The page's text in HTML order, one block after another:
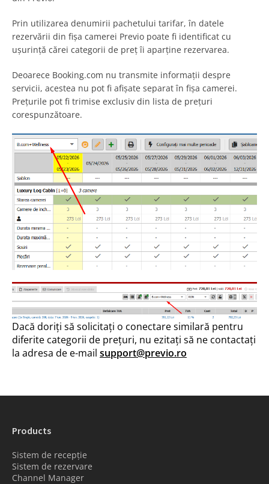
Prin utilizarea denumirii pachetului tarifar, în datele
rezervării din fișa camerei Previo poate fi identificat cu
ușurință cărei categorii de preț îi aparține rezervarea.
Deoarece Booking.com nu transmite informații despre
servicii, acestea nu pot fi afișate separat în fișa camerei.
Prețurile pot fi trimise exclusiv din lista de prețuri
corespunzătoare.
Dacă doriți să solicitați o conectare similară pentru
diferite categorii de prețuri, nu ezitați să ne contactați
la adresa de e-mail support@previo.ro
Products
Sistem de recepție
Sistem de rezervare
Channel Manager